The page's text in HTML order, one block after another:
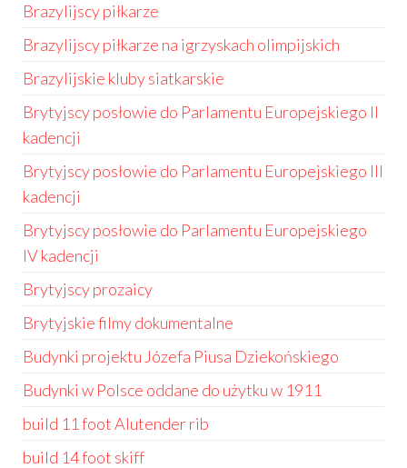
Brazylijscy piłkarze
Brazylijscy piłkarze na igrzyskach olimpijskich
Brazylijskie kluby siatkarskie
Brytyjscy posłowie do Parlamentu Europejskiego II
kadencji
Brytyjscy posłowie do Parlamentu Europejskiego III
kadencji
Brytyjscy posłowie do Parlamentu Europejskiego
IV kadencji
Brytyjscy prozaicy
Brytyjskie filmy dokumentalne
Budynki projektu Józefa Piusa Dziekońskiego
Budynki w Polsce oddane do użytku w 1911
build 11 foot Alutender rib
build 14 foot skiff